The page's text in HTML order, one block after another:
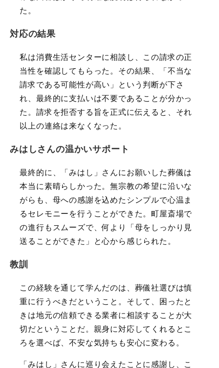
た。
対応の結果
私は消費生活センターに相談し、この請求の正
当性を確認してもらった。その結果、「不当な
請求である可能性が高い」という判断が下さ
れ、最終的に支払いは不要であることが分かっ
た。請求を拒否する旨を正式に伝えると、それ
以上の連絡は来なくなった。
みはしさんの温かいサポート
最終的に、「みはし」さんにお願いした葬儀は
本当に素晴らしかった。無宗教の希望に沿いな
がらも、母への感謝を込めたシンプルで心温ま
るセレモニーを行うことができた。町屋斎場で
の進行もスムーズで、何より「母をしっかり見
送ることができた」と心から感じられた。
教訓
この経験を通じて学んだのは、葬儀社選びは慎
重に行うべきだということ。そして、困ったと
きは地元の信頼できる業者に相談することが大
切だということだ。親身に対応してくれるとこ
ろを選べば、不安な気持ちも安心に変わる。
「みはし」さんに巡り会えたことに感謝し、こ